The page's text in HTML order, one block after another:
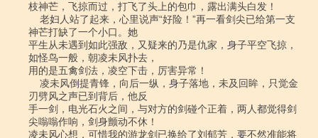
枝神芒，飞掠而过，打飞了头上的包巾，露出满头白发！
神芒打缺了一个小口。她
平生从未遇到如此强敌，又疑来的乃是仇家，身子平空飞掠，
如怪鸟一般，朝凌未风扑去，
用的是五禽剑法，凌空下击，厉害异常！
刃劈风之声已到背后，他反
手一剑，电光石火之间，与对方的剑碰个正着，两人都觉得剑
尖嗡嗡作响，剑身颤动不休！
凌未风心想，可惜我的游龙剑已换给了刘郁芳，要不然准能将